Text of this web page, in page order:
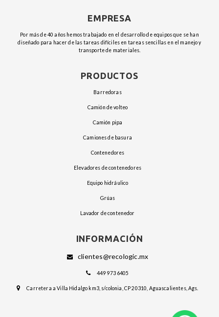
EMPRESA
Por más de 40 años hemos trabajado en el desarrollo de equipos que se han
diseñado para hacer de las tareas difíciles en tareas sencillas en el manejo y
transporte de materiales.
PRODUCTOS
barredoras
camión de volteo
camión pipa
camiones de basura
contenedores
elevadores de contenedores
equipo hidráulico
grúas
lavador de contenedor
INFORMACIÓN
clientes@recologic.mx
449 973 6405
Carretera a Villa Hidalgo km3, s/colonia, CP 20310, Aguascalientes, Ags.